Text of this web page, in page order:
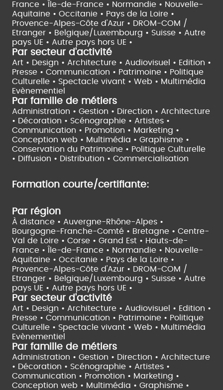
France •
Île-de-France • Normandie • Nouvelle-
Aquitaine • Occitanie • Pays de la Loire •
Provence-Alpes-Côte d'Azur • DROM-COM /
Etranger • Belgique/Luxembourg • Suisse • Autre
pays UE • Autre pays hors UE •
Par secteur d'activité
Art • Design • Architecture • Audiovisuel • Edition •
Presse • Communication • Patrimoine • Politique
Culturelle • Spectacle vivant • Web • Multimédia
Evènementiel
Par famille de métiers
Administration • Gestion • Direction • Architecture
• Décoration • Scénographie • Artistes •
Communication • Promotion • Marketing •
Conception web • Multimédia • Graphisme •
Conservation du Patrimoine • Politique Culturelle
• Diffusion • Distribution • Commercialisation
Formation courte/certifiante:
Par région
À distance • Auvergne-Rhône-Alpes •
Bourgogne-Franche-Comté • Bretagne • Centre-
Val de Loire • Corse • Grand Est • Hauts-de-
France •
Île-de-France • Normandie • Nouvelle-
Aquitaine • Occitanie • Pays de la Loire •
Provence-Alpes-Côte d'Azur • DROM-COM /
Etranger • Belgique/Luxembourg • Suisse • Autre
pays UE • Autre pays hors UE •
Par secteur d'activité
Art • Design • Architecture • Audiovisuel • Edition •
Presse • Communication • Patrimoine • Politique
Culturelle • Spectacle vivant • Web • Multimédia
Evènementiel
Par famille de métiers
Administration • Gestion • Direction • Architecture
• Décoration • Scénographie • Artistes •
Communication • Promotion • Marketing •
Conception web • Multimédia • Graphisme •